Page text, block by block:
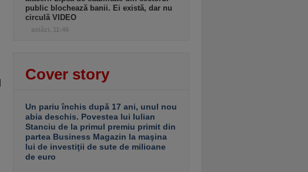
public blochează banii. Ei există, dar nu
circulă VIDEO
astăzi, 11:46
Cover story
Un pariu închis după 17 ani, unul nou
abia deschis. Povestea lui Iulian
Stanciu de la primul premiu primit din
partea Business Magazin la maşina
lui de investiţii de sute de milioane
de euro